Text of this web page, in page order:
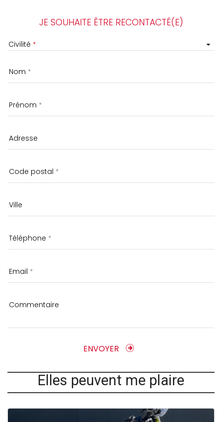
JE SOUHAITE ÊTRE RECONTACTÉ(E)
Civilité
Nom
Prénom
Adresse
Code postal
Ville
Téléphone
Email
Commentaire
ENVOYER
Elles peuvent me plaire